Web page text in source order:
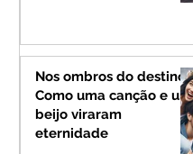
Nos ombros do destino:
Como uma canção e um
beijo viraram
eternidade